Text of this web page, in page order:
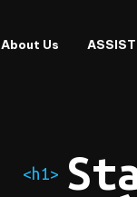
About Us
<h1>